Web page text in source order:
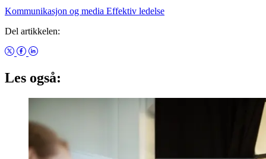
Kommunikasjon og media Effektiv ledelse
Del artikkelen:
Les også: